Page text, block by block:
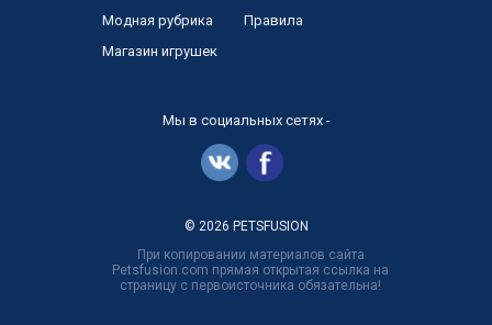
При копировании материалов сайта
Petsfusion.com прямая открытая ссылка на
страницу с первоисточника обязательна!
Модная рубрика
Магазин игрушек
Правила
Мы в социальных сетях -
© 2026 PETSFUSION